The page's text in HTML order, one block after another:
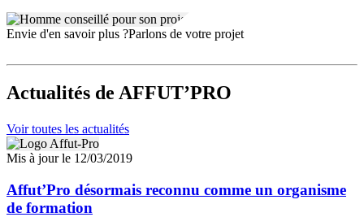
Envie d'en savoir plus ?Parlons de votre projet
Actualités de AFFUT’PRO
Voir toutes les actualités
Mis à jour le 12/03/2019
Affut’Pro désormais reconnu comme un organisme
de formation